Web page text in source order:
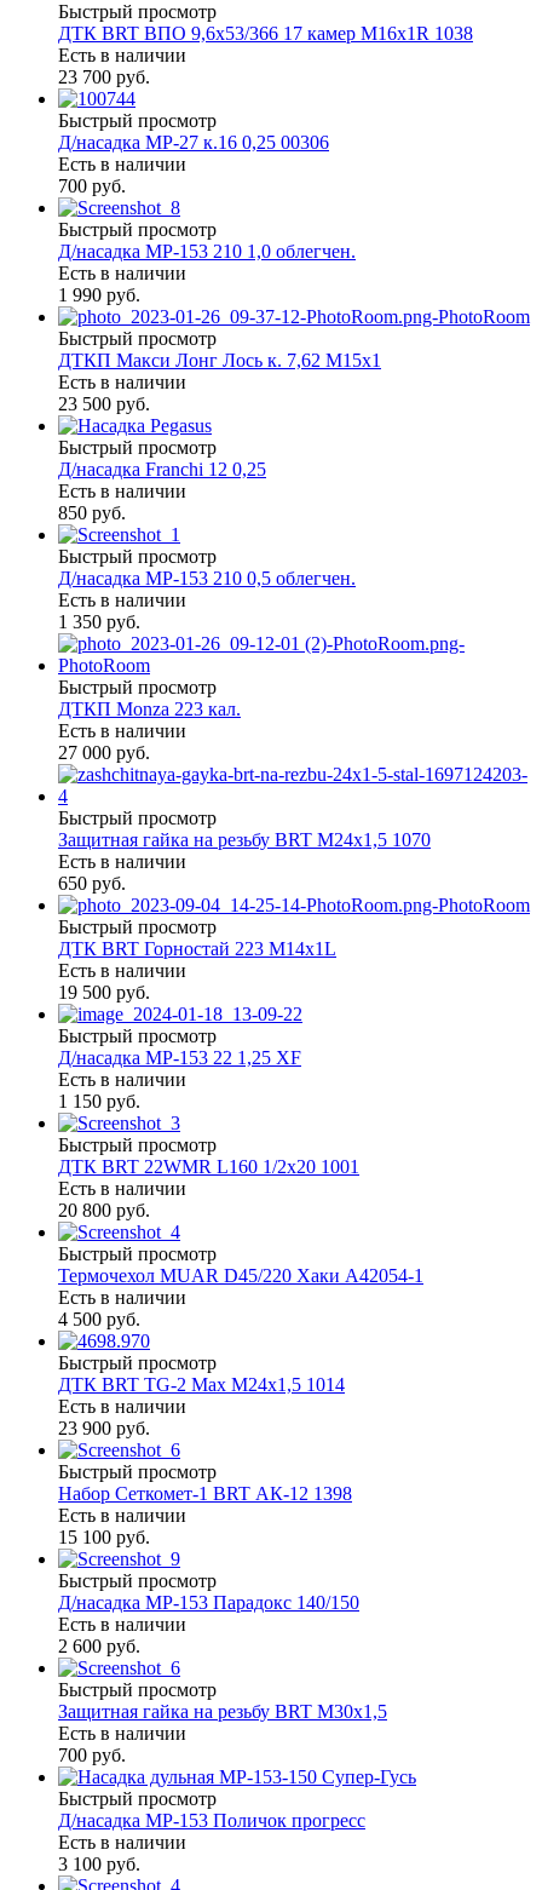
Быстрый просмотр
ДТК BRT ВПО 9,6х53/366 17 камер М16х1R 1038
Есть в наличии
23 700 руб.
Быстрый просмотр
Д/насадка МР-27 к.16 0,25 00306
Есть в наличии
700 руб.
Быстрый просмотр
Д/насадка МР-153 210 1,0 облегчен.
Есть в наличии
1 990 руб.
Быстрый просмотр
ДТКП Макси Лонг Лось к. 7,62 М15х1
Есть в наличии
23 500 руб.
Быстрый просмотр
Д/насадка Franchi 12 0,25
Есть в наличии
850 руб.
Быстрый просмотр
Д/насадка МР-153 210 0,5 облегчен.
Есть в наличии
1 350 руб.
Быстрый просмотр
ДТКП Monza 223 кал.
Есть в наличии
27 000 руб.
Быстрый просмотр
Защитная гайка на резьбу BRT М24х1,5 1070
Есть в наличии
650 руб.
Быстрый просмотр
ДТК BRT Горностай 223 М14х1L
Есть в наличии
19 500 руб.
Быстрый просмотр
Д/насадка МР-153 22 1,25 XF
Есть в наличии
1 150 руб.
Быстрый просмотр
ДТК BRT 22WMR L160 1/2х20 1001
Есть в наличии
20 800 руб.
Быстрый просмотр
Термочехол MUAR D45/220 Хаки А42054-1
Есть в наличии
4 500 руб.
Быстрый просмотр
ДТК BRT TG-2 Max M24х1,5 1014
Есть в наличии
23 900 руб.
Быстрый просмотр
Набор Сеткомет-1 BRT АК-12 1398
Есть в наличии
15 100 руб.
Быстрый просмотр
Д/насадка МР-153 Парадокс 140/150
Есть в наличии
2 600 руб.
Быстрый просмотр
Защитная гайка на резьбу BRT М30х1,5
Есть в наличии
700 руб.
Быстрый просмотр
Д/насадка МР-153 Поличок прогресс
Есть в наличии
3 100 руб.